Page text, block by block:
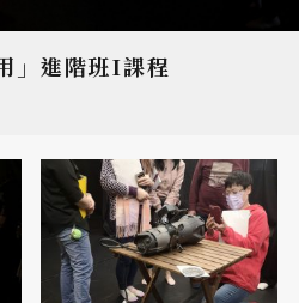
」進階班I課程